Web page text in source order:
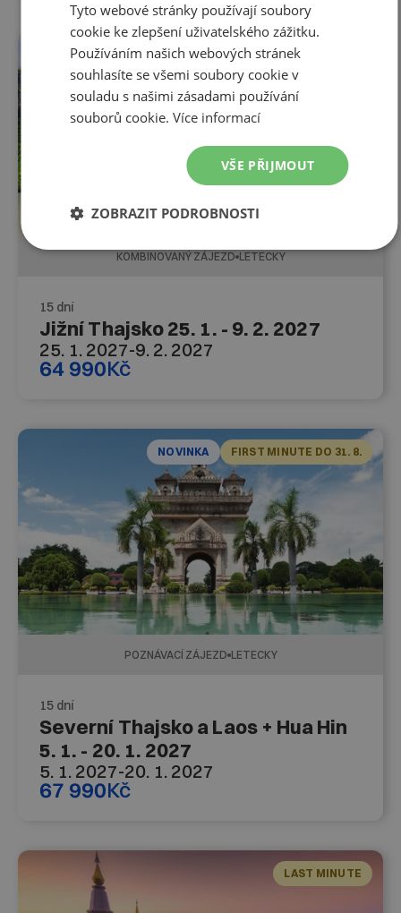
FIRST MINUTE DO 31. 8.
KOMBINOVANÝ ZÁJEZD LETECKY
15 dní
Jižní Thajsko 25. 1. - 9. 2. 2027
25. 1. 2027-9. 2. 2027
64 990Kč
NOVINKA FIRST MINUTE DO 31. 8.
POZNÁVACÍ ZÁJEZD LETECKY
15 dní
Severní Thajsko a Laos + Hua Hin
5. 1. - 20. 1. 2027
5. 1. 2027-20. 1. 2027
67 990Kč
LAST MINUTE
Tyto webové stránky používají soubory
cookie ke zlepšení uživatelského zážitku.
Používáním našich webových stránek
souhlasíte se všemi soubory cookie v
souladu s našimi zásadami používání
souborů cookie.Více informací
VŠE PŘIJMOUT
ZOBRAZIT PODROBNOSTI